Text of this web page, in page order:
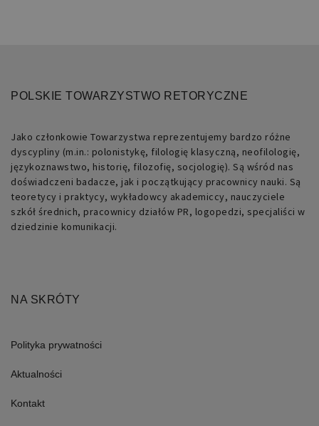
POLSKIE TOWARZYSTWO RETORYCZNE
Jako członkowie Towarzystwa reprezentujemy bardzo różne
dyscypliny (m.in.: polonistykę, filologię klasyczną, neofilologię,
językoznawstwo, historię, filozofię, socjologię). Są wśród nas
doświadczeni badacze, jak i początkujący pracownicy nauki. Są
teoretycy i praktycy, wykładowcy akademiccy, nauczyciele
szkół średnich, pracownicy działów PR, logopedzi, specjaliści w
dziedzinie komunikacji.
NA SKRÓTY
Polityka prywatności
Aktualności
Kontakt